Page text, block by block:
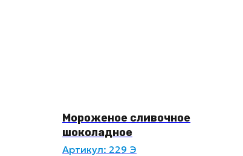
Мороженое сливочное
шоколадное
Артикул: 229 Э